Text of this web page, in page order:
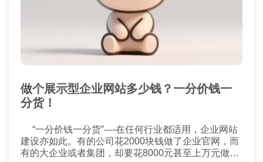
做个展示型企业网站多少钱？一分价钱一
分货！
“一分价钱一分货”----在任何行业都适用，企业网站
建设亦如此。有的公司花2000块钱做了企业官网，而
有的大企业或者集团，却要花8000元甚至上万元做官